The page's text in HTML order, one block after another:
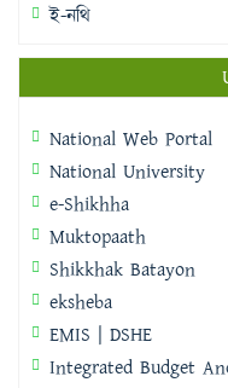
ই-নথি
National Web Portal
National University
e-Shikhha
Muktopaath
Shikkhak Batayon
eksheba
EMIS | DSHE
Integrated Budget